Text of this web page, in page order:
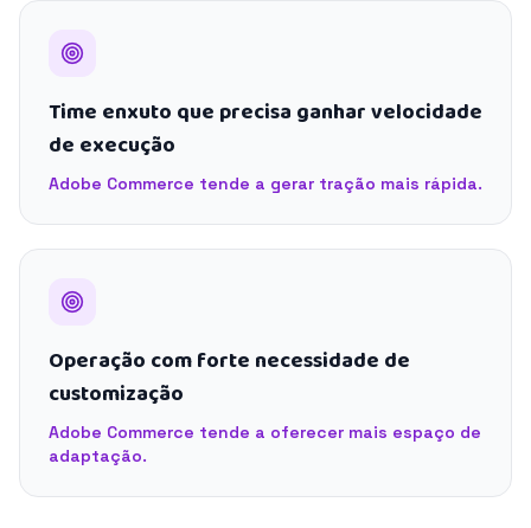
Time enxuto que precisa ganhar velocidade
de execução
Adobe Commerce tende a gerar tração mais rápida.
Operação com forte necessidade de
customização
Adobe Commerce tende a oferecer mais espaço de
adaptação.